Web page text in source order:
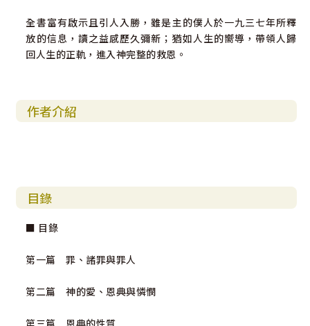
全書富有啟示且引人入勝，雖是主的僕人於一九三七年所釋
放的信息，讀之益感歷久彌新；猶如人生的嚮導，帶領人歸
回人生的正軌，進入神完整的救恩。
作者介紹
目錄
■ 目錄
第一篇 罪、諸罪與罪人
第二篇 神的愛、恩典與憐憫